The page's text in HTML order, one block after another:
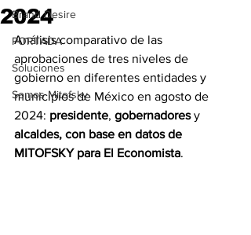
Brand Desire
PORTADA
Soluciones
Somos Mitofsky
2024
Análisis comparativo de las
aprobaciones de tres niveles de
gobierno en diferentes entidades y
municipios de México en agosto de
2024: presidente, gobernadores y
alcaldes, con base en datos de
MITOFSKY para El Economista.